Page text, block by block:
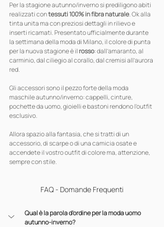
Per la stagione autunno/inverno si prediligono abiti
realizzati con tessuti 100% in fibra naturale. Ok alla
tinta unita ma con preziosi dettagli in rilievo e
inserti ricamati. Presentato ufficialmente durante
la settimana della moda di Milano, il colore di punta
per la nuova stagione è il rosso: dall’amaranto, al
carminio, dal ciliegio al corallo, dal cremisi all’aurora
red.
Gli accessori sono il pezzo forte della moda
maschile autunno/inverno: cappelli, cinture,
pochette da uomo, gioielli e bastoni rendono l'outfit
esclusivo.
Allora spazio alla fantasia, che si tratti di un
accessorio, di scarpe o di una camicia osate e
accendete il vostro outfit di colore ma, attenzione,
sempre con stile.
FAQ - Domande Frequenti
Qual è la parola d'ordine per la moda uomo
autunno-inverno?